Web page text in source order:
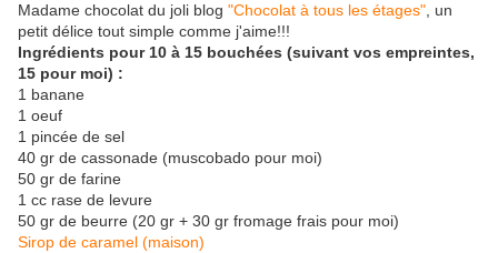
Madame chocolat du joli blog "Chocolat à tous les étages" , un
petit délice tout simple comme j'aime!!!
Ingrédients pour 10 à 15 bouchées (suivant vos empreintes,
15 pour moi) :
1 banane
1 oeuf
1 pincée de sel
40 gr de cassonade (muscobado pour moi)
50 gr de farine
1 cc rase de levure
50 gr de beurre (20 gr + 30 gr fromage frais pour moi)
Sirop de caramel (maison)